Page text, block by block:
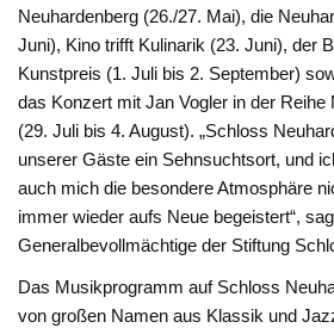
Neuhardenberg (26./27. Mai), die
Juni), Kino trifft Kulinarik (23. Juni), der
Kunstpreis (1. Juli bis 2. September)
das Konzert mit Jan Vogler in der
(29. Juli bis 4. August). „Schloss
unserer Gäste ein Sehnsuchtsort, und
auch mich die besondere Atmosphäre
immer wieder aufs Neue begeistert“,
Generalbevollmächtige der Stiftung
Das Musikprogramm auf Schloss
von großen Namen aus Klassik und